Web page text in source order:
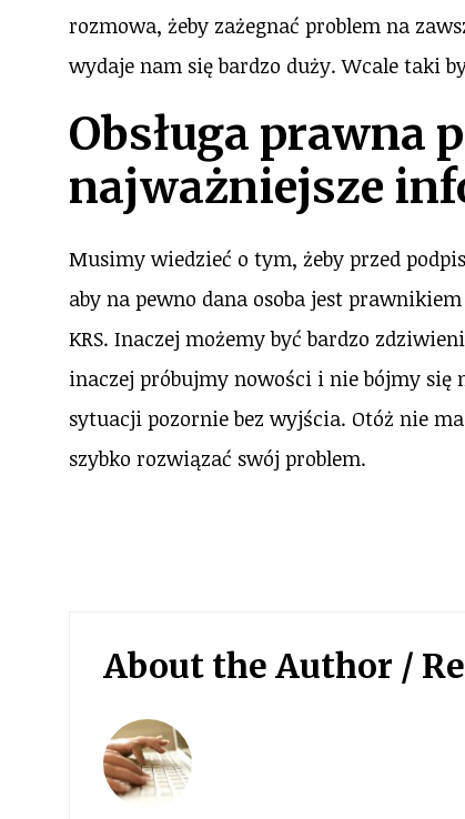
rozmowa, żeby zażegnać problem na
wydaje nam się bardzo duży. Wcale taki
Obsługa prawna
najważniejsze
Musimy wiedzieć o tym, żeby przed
aby na pewno dana osoba jest
KRS. Inaczej możemy być bardzo
inaczej próbujmy nowości i nie bójmy się
sytuacji pozornie bez wyjścia. Otóż nie
szybko rozwiązać swój problem.
About the Author /